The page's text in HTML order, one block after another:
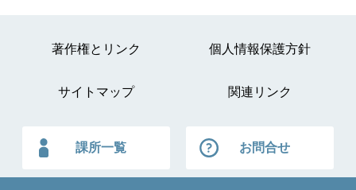
著作権とリンク 個人情報保護方針
サイトマップ 関連リンク
課所一覧 お問合せ